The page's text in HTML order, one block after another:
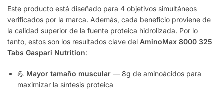
Este producto está diseñado para 4 objetivos simultáneos
verificados por la marca. Además, cada beneficio proviene de
la calidad superior de la fuente proteica hidrolizada. Por lo
tanto, estos son los resultados clave del AminoMax 8000 325
Tabs Gaspari Nutrition:
💪 Mayor tamaño muscular — 8g de aminoácidos para
maximizar la síntesis proteica